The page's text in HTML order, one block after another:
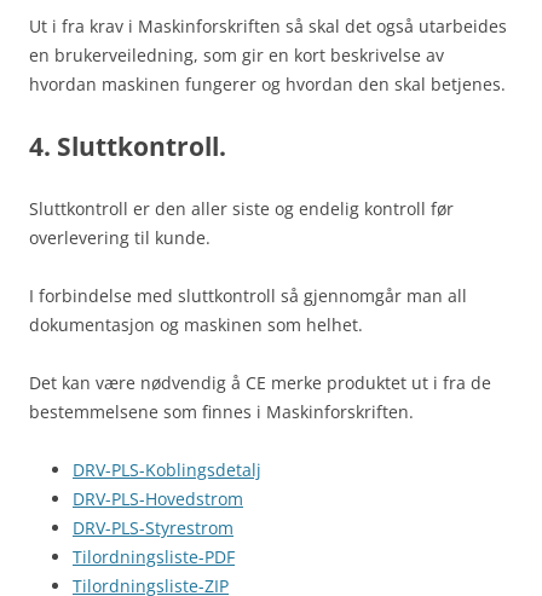
Ut i fra krav i Maskinforskriften så skal det også utarbeides
en brukerveiledning, som gir en kort beskrivelse av
hvordan maskinen fungerer og hvordan den skal betjenes.
4. Sluttkontroll.
Sluttkontroll er den aller siste og endelig kontroll før
overlevering til kunde.
I forbindelse med sluttkontroll så gjennomgår man all
dokumentasjon og maskinen som helhet.
Det kan være nødvendig å CE merke produktet ut i fra de
bestemmelsene som finnes i Maskinforskriften.
DRV-PLS-Koblingsdetalj
DRV-PLS-Hovedstrom
DRV-PLS-Styrestrom
Tilordningsliste-PDF
Tilordningsliste-ZIP